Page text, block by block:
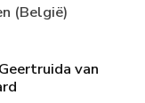
(België)
van